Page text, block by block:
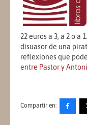
22 euros a 3, a 2 o a
disuasor de una
reflexiones que
entre Pastor y
Compartir en: